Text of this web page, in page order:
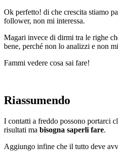
Ok perfetto! di che crescita stiamo
follower, non mi interessa.
Magari invece di dirmi tra le righe
bene, perché non lo analizzi e non
Fammi vedere cosa sai fare!
Riassumendo
I contatti a freddo possono portarci
risultati ma bisogna saperli fare.
Aggiungo infine che il tutto deve